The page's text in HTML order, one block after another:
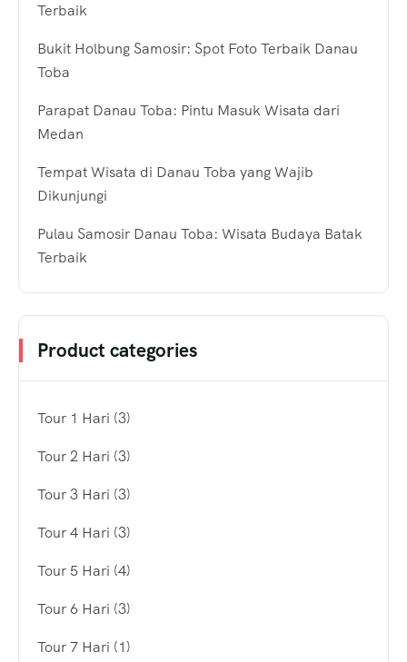
Terbaik
Bukit Holbung Samosir: Spot Foto Terbaik Danau
Toba
Parapat Danau Toba: Pintu Masuk Wisata dari
Medan
Tempat Wisata di Danau Toba yang Wajib
Dikunjungi
Pulau Samosir Danau Toba: Wisata Budaya Batak
Terbaik
Product categories
Tour 1 Hari (3)
Tour 2 Hari (3)
Tour 3 Hari (3)
Tour 4 Hari (3)
Tour 5 Hari (4)
Tour 6 Hari (3)
Tour 7 Hari (1)